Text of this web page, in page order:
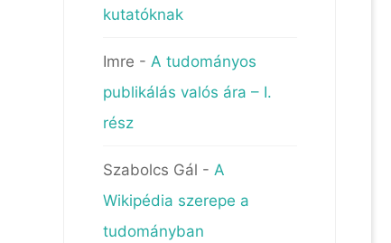
kutatóknak
Imre - A tudományos
publikálás valós ára – I.
rész
Szabolcs Gál - A
Wikipédia szerepe a
tudományban